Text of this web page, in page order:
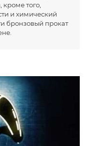
того,
и химический
бронзовый прокат